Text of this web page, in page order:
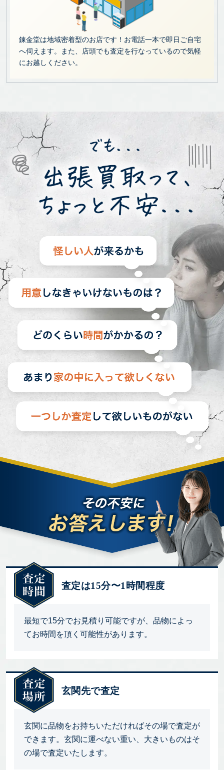
錬金堂は地域密着型のお店です！お電話一本で即日ご自宅
へ伺えます。また、店頭でも査定を行なっているので気軽
にお越しください。
査定は15分〜1時間程度
最短で15分でお見積り可能ですが、品物によっ
てお時間を頂く可能性があります。
玄関先で査定
玄関に品物をお持ちいただければその場で査定が
できます。玄関に運べない重い、大きいものはそ
の場で査定いたします。